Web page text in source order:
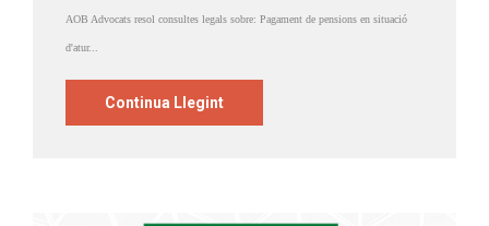
AOB Advocats resol consultes legals sobre: Pagament de pensions en situació
d'atur...
Continua Llegint